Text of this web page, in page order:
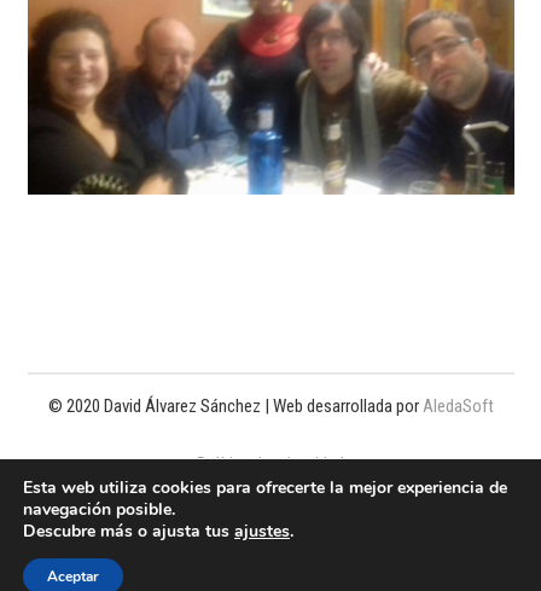
© 2020 David Álvarez Sánchez | Web desarrollada porAledaSoft
Política de privacidad
Esta web utiliza cookies para ofrecerte la mejor experiencia de
navegación posible.
Descubre más o ajusta tus ajustes.
Aceptar